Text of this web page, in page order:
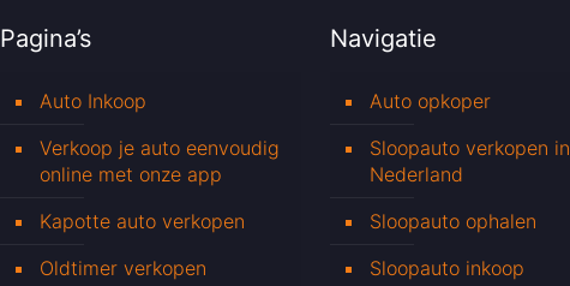
Pagina’s
Auto Inkoop
Verkoop je auto eenvoudig
online met onze app
Kapotte auto verkopen
Oldtimer verkopen
Navigatie
Auto opkoper
Sloopauto verkopen in
Nederland
Sloopauto ophalen
Sloopauto inkoop